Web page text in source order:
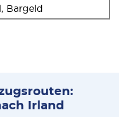
Bargeld
Irland